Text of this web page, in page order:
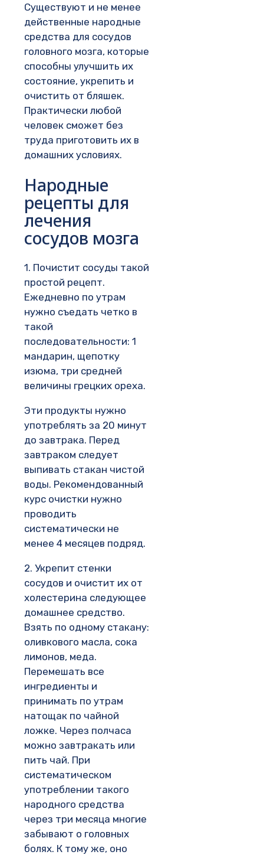
Существуют и не менее
действенные народные
средства для сосудов
головного мозга, которые
способны улучшить их
состояние, укрепить и
очистить от бляшек.
Практически любой
человек сможет без
труда приготовить их в
домашних условиях.
Народные
рецепты для
лечения
сосудов мозга
1. Почистит сосуды такой
простой рецепт.
Ежедневно по утрам
нужно съедать четко в
такой
последовательности: 1
мандарин, щепотку
изюма, три средней
величины грецких ореха.
Эти продукты нужно
употреблять за 20 минут
до завтрака. Перед
завтраком следует
выпивать стакан чистой
воды. Рекомендованный
курс очистки нужно
проводить
систематически не
менее 4 месяцев подряд.
2. Укрепит стенки
сосудов и очистит их от
холестерина следующее
домашнее средство.
Взять по одному стакану:
оливкового масла, сока
лимонов, меда.
Перемешать все
ингредиенты и
принимать по утрам
натощак по чайной
ложке. Через полчаса
можно завтракать или
пить чай. При
систематическом
употреблении такого
народного средства
через три месяца многие
забывают о головных
болях. К тому же, оно